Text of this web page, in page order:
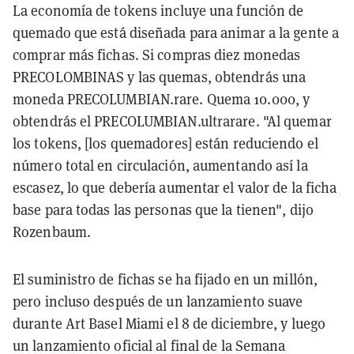
La economía de tokens incluye una función de
quemado que está diseñada para animar a la gente a
comprar más fichas. Si compras diez monedas
PRECOLOMBINAS y las quemas, obtendrás una
moneda PRECOLUMBIAN.rare. Quema 10.000, y
obtendrás el PRECOLUMBIAN.ultrarare. "Al quemar
los tokens, [los quemadores] están reduciendo el
número total en circulación, aumentando así la
escasez, lo que debería aumentar el valor de la ficha
base para todas las personas que la tienen", dijo
Rozenbaum.
El suministro de fichas se ha fijado en un millón,
pero incluso después de un lanzamiento suave
durante Art Basel Miami el 8 de diciembre, y luego
un lanzamiento oficial al final de la Semana